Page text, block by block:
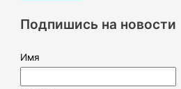
:Подпишись на новости
Имя